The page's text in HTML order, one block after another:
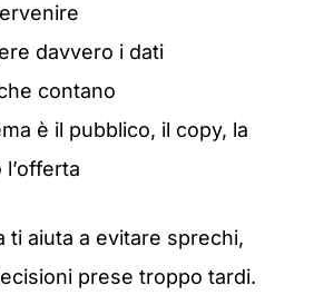
davvero i dati
contano
è il pubblico, il copy, la
ti aiuta a evitare sprechi,
prese troppo tardi.